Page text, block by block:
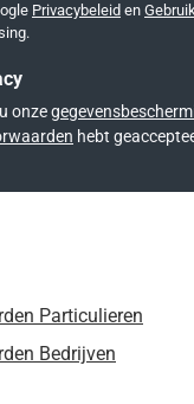
Privacybeleid en
onze
hebt
Particulieren
Bedrijven